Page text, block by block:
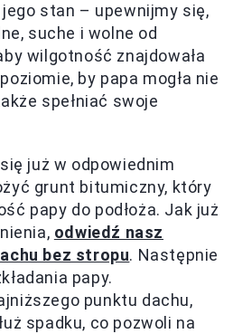
stan – upewnijmy się,
suche i wolne od
wilgotność znajdowała
by papa mogła nie
spełniać swoje
już w odpowiednim
grunt bitumiczny, który
papy do podłoża. Jak już
odwiedź nasz
bez stropu. Następnie
papy.
punktu dachu,
spadku, co pozwoli na